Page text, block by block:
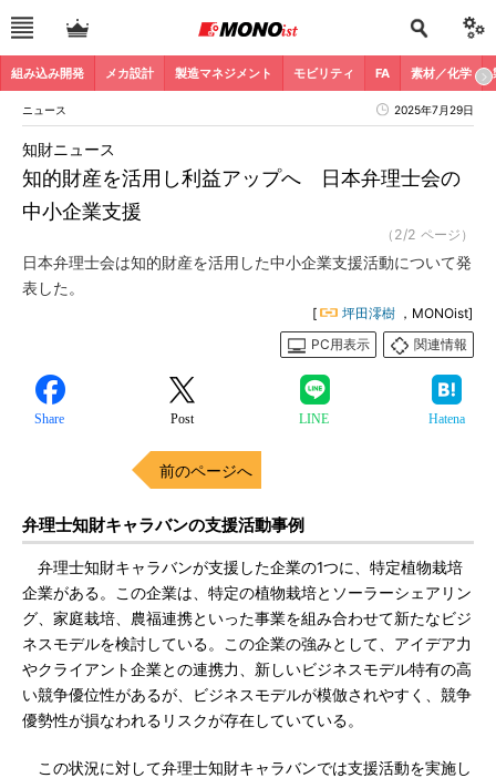
組み込み開発 メカ設計 製造マネジメント モビリティ FA 素材／化学
ニュース 2025年7月29日
知的財産を活用し利益アップへ 日本弁理士会の
中小企業支援
知財ニュース
（2/2 ページ）
日本弁理士会は知的財産を活用した中小企業支援活動について発
表した。
[ 坪田澪樹 ，MONOist]
PC用表示
関連情報
Share Post LINE Hatena
前のページへ
弁理士知財キャラバンの支援活動事例
弁理士知財キャラバンが支援した企業の1つに、特定植物栽培
企業がある。この企業は、特定の植物栽培とソーラーシェアリン
グ、家庭栽培、農福連携といった事業を組み合わせて新たなビジ
ネスモデルを検討している。この企業の強みとして、アイデア力
やクライアント企業との連携力、新しいビジネスモデル特有の高
い競争優位性があるが、ビジネスモデルが模倣されやすく、競争
優勢性が損なわれるリスクが存在していている。
この状況に対して弁理士知財キャラバンでは支援活動を実施し